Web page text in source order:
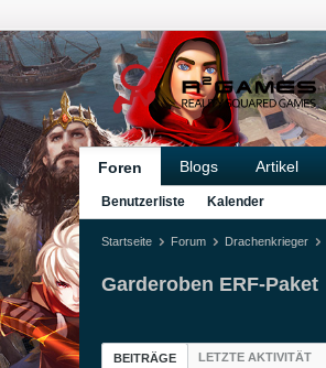
Foren Blogs Artikel
Benutzerliste Kalender
Startseite Forum Drachenkrieger
Garderoben ERF-Paket
BEITRÄGE LETZTE AKTIVITÄT